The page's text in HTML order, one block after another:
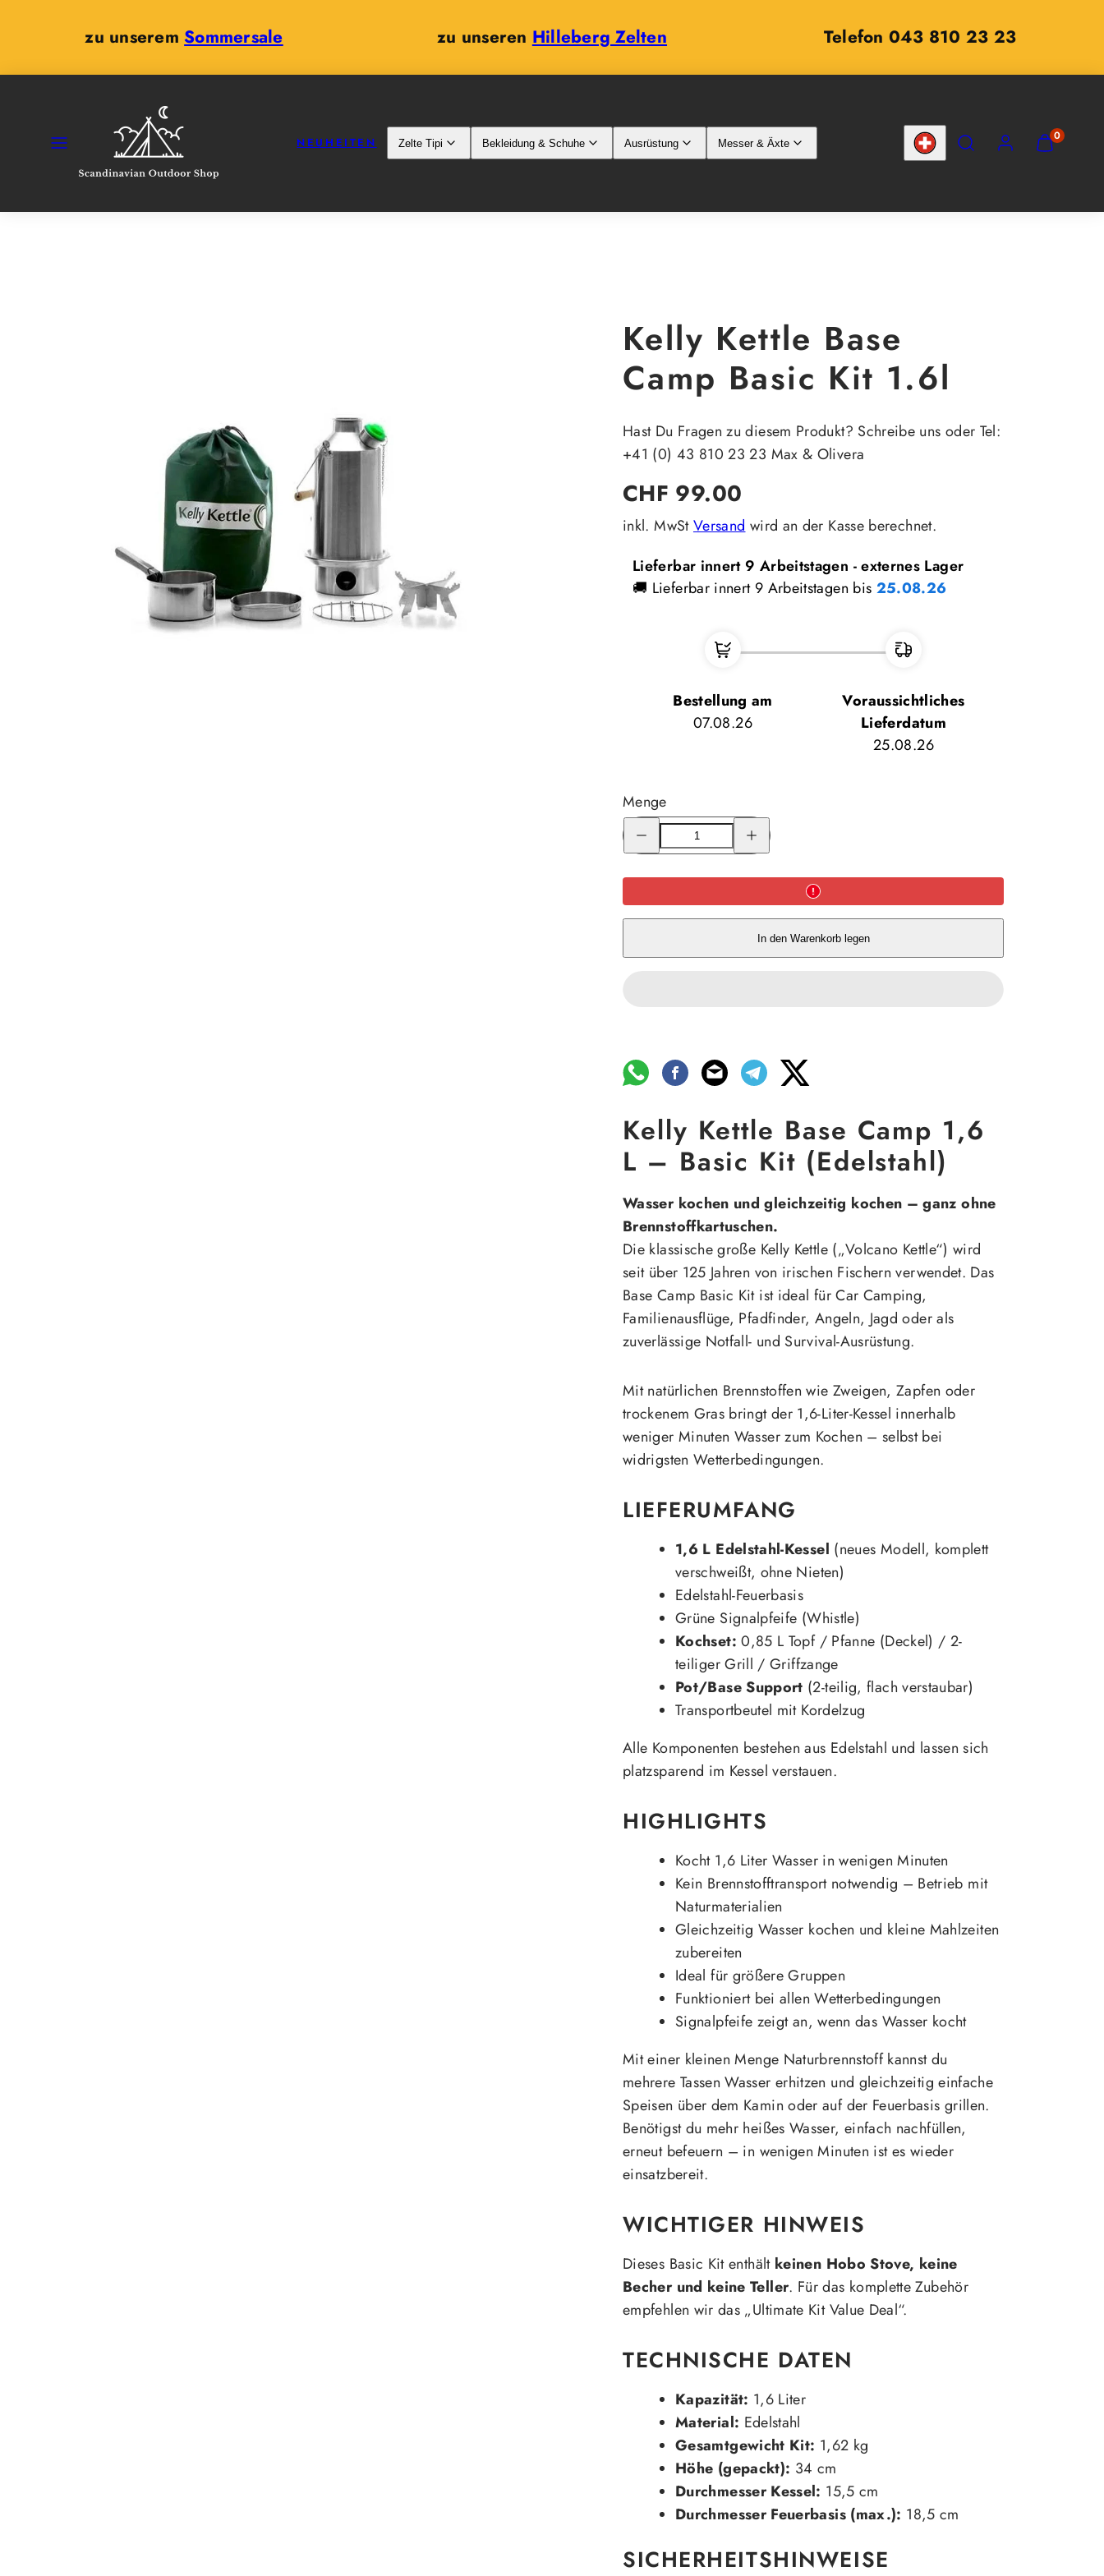
zu unseremSommersale zu unseren Hilleberg Zelten Telefon 043 810 23 23
SPEISEKARTE
NEUHEITEN Zelte Tipi Bekleidung & Schuhe Ausrüstung Messer & Äxte Land/Region
SUCHEN
MEINEN
)
0
Kelly Kettle Base
Camp Basic Kit 1.6l
Hast Du Fragen zu diesem Produkt? Schreibe uns oder Tel:
+41 (0) 43 810 23 23 Max & Olivera
Regulärer
CHF 99.00
inkl. MwStVersand wird an der Kasse berechnet.
Lieferbar innert 9 Arbeitstagen - externes Lager
🚚 Lieferbar innert 9 Arbeitstagen bis 25.08.26
Bestellung am
07.08.26
Voraussichtliches
Lieferdatum
25.08.26
Menge
Menge
für
Kelly
Base
für
Kelly
Base
erhöhen
In den Warenkorb legen
Kelly Kettle Base Camp 1,6
L – Basic Kit (Edelstahl)
Wasser kochen und gleichzeitig kochen – ganz ohne
Brennstoffkartuschen.
Die klassische große Kelly Kettle („Volcano Kettle“) wird
seit über 125 Jahren von irischen Fischern verwendet. Das
Base Camp Basic Kit ist ideal für Car Camping,
Familienausflüge, Pfadfinder, Angeln, Jagd oder als
zuverlässige Notfall- und Survival-Ausrüstung.
Mit natürlichen Brennstoffen wie Zweigen, Zapfen oder
trockenem Gras bringt der 1,6-Liter-Kessel innerhalb
weniger Minuten Wasser zum Kochen – selbst bei
widrigsten Wetterbedingungen.
LIEFERUMFANG
1,6 L Edelstahl-Kessel (neues Modell, komplett
verschweißt, ohne Nieten)
Edelstahl-Feuerbasis
Grüne Signalpfeife (Whistle)
Kochset: 0,85 L Topf / Pfanne (Deckel) / 2-
teiliger Grill / Griffzange
Pot/Base Support (2-teilig, flach verstaubar)
Transportbeutel mit Kordelzug
Alle Komponenten bestehen aus Edelstahl und lassen sich
platzsparend im Kessel verstauen.
HIGHLIGHTS
Kocht 1,6 Liter Wasser in wenigen Minuten
Kein Brennstofftransport notwendig – Betrieb mit
Naturmaterialien
Gleichzeitig Wasser kochen und kleine Mahlzeiten
zubereiten
Ideal für größere Gruppen
Funktioniert bei allen Wetterbedingungen
Signalpfeife zeigt an, wenn das Wasser kocht
Mit einer kleinen Menge Naturbrennstoff kannst du
mehrere Tassen Wasser erhitzen und gleichzeitig einfache
Speisen über dem Kamin oder auf der Feuerbasis grillen.
Benötigst du mehr heißes Wasser, einfach nachfüllen,
erneut befeuern – in wenigen Minuten ist es wieder
einsatzbereit.
WICHTIGER HINWEIS
Dieses Basic Kit enthält keinen Hobo Stove, keine
Becher und keine Teller. Für das komplette Zubehör
empfehlen wir das „Ultimate Kit Value Deal“.
TECHNISCHE DATEN
Kapazität: 1,6 Liter
Material: Edelstahl
Gesamtgewicht Kit: 1,62 kg
Höhe (gepackt): 34 cm
Durchmesser Kessel: 15,5 cm
Durchmesser Feuerbasis (max.): 18,5 cm
SICHERHEITSHINWEISE